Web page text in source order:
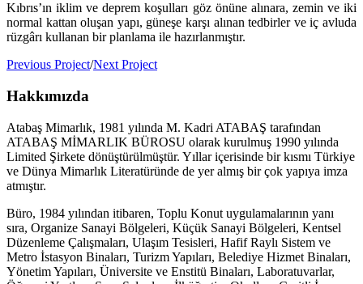
Kıbrıs’ın iklim ve deprem koşulları göz önüne alınara, zemin ve iki
normal kattan oluşan yapı, güneşe karşı alınan tedbirler ve iç avluda
rüzgârı kullanan bir planlama ile hazırlanmıştır.
Previous Project/Next Project
Hakkımızda
Atabaş Mimarlık, 1981 yılında M. Kadri ATABAŞ tarafından
ATABAŞ MİMARLIK BÜROSU olarak kurulmuş 1990 yılında
Limited Şirkete dönüştürülmüştür. Yıllar içerisinde bir kısmı Türkiye
ve Dünya Mimarlık Literatüründe de yer almış bir çok yapıya imza
atmıştır.
Büro, 1984 yılından itibaren, Toplu Konut uygulamalarının yanı
sıra, Organize Sanayi Bölgeleri, Küçük Sanayi Bölgeleri, Kentsel
Düzenleme Çalışmaları, Ulaşım Tesisleri, Hafif Raylı Sistem ve
Metro İstasyon Binaları, Turizm Yapıları, Belediye Hizmet Binaları,
Yönetim Yapıları, Üniversite ve Enstitü Binaları, Laboratuvarlar,